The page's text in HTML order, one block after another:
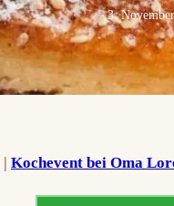
3.
Kochevent bei Oma